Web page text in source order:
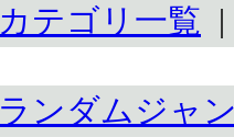
カテゴリ一覧
ランダムジャ